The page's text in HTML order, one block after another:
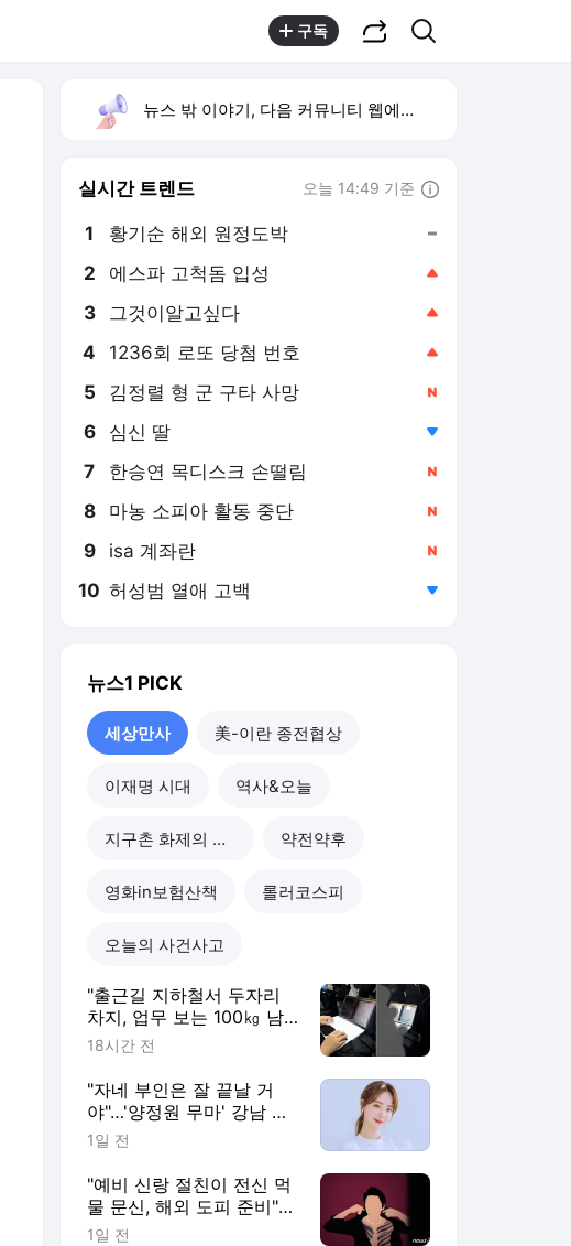
구독
뉴스 밖 이야기, 다음 커뮤니티 웹에서 보기
실시간 트렌드 오늘 14:49 기준
1 황기순 해외 원정도박
2 에스파 고척돔 입성
3 그것이알고싶다
4 1236회 로또 당첨 번호
5 김정렬 형 군 구타 사망
6 심신 딸
7 한승연 목디스크 손떨림
8 마농 소피아 활동 중단
9 isa 계좌란
10 허성범 열애 고백
뉴스1 PICK
세상만사 美-이란 종전협상
이재명 시대 역사&오늘
지구촌 화제의 뉴스 약전약후
영화in보험산책 롤러코스피
오늘의 사건사고
"출근길 지하철서 두자리
차지, 업무 보는 100㎏ 남
성…부딪히면 신경질"
18시간 전
"자네 부인은 잘 끝날 거
야"…'양정원 무마' 강남 경
찰, 다른 돈도 받은 정황
1일 전
"예비 신랑 절친이 전신 먹
물 문신, 해외 도피 준비"…
예비 신부 '혼란'
1일 전